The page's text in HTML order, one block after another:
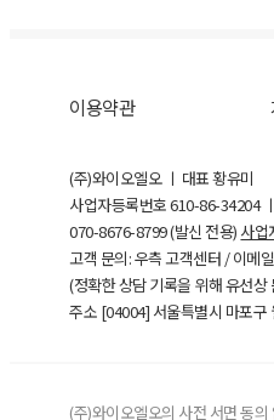
이용약관
(주)와이오엘오 ㅣ 대표 황유미
사업자등록번호610-86-34204
070-8676-8799 (발신 전용) 사업
고객 문의: 우측 고객센터 / 이메
(정확한 상담 기록을 위해 유선
주소 [04004] 서울특별시 마포
(주)와이오엘오의 사전 서면 동